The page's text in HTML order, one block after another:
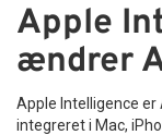
Log ind
Apple
ændrer
Apple Intelligence
integreret i Mac,